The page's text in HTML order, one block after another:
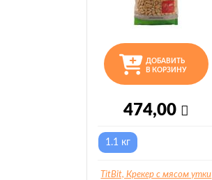
ДОБАВИТЬ
В КОРЗИНУ
474,00
1.1 кг
TitBit, Крекер с мясом утки